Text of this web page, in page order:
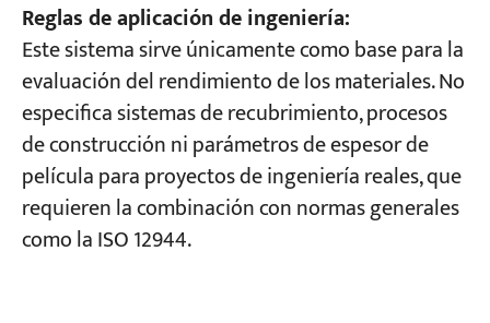
Reglas de aplicación de ingeniería:
Este sistema sirve únicamente como base para la
evaluación del rendimiento de los materiales. No
especifica sistemas de recubrimiento, procesos
de construcción ni parámetros de espesor de
película para proyectos de ingeniería reales, que
requieren la combinación con normas generales
como la ISO 12944.